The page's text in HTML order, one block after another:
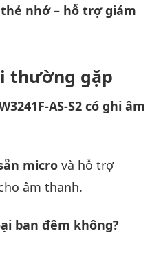
nhớ – hỗ trợ giám
thường gặp
AS-S2 có ghi âm
micro và hỗ trợ
âm thanh.
ban đêm không?